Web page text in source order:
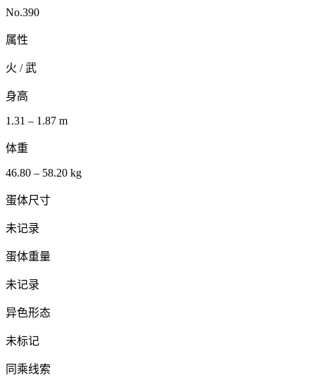
No.390
属性
火 / 武
身高
1.31 – 1.87 m
体重
46.80 – 58.20 kg
蛋体尺寸
未记录
蛋体重量
未记录
异色形态
未标记
同乘线索